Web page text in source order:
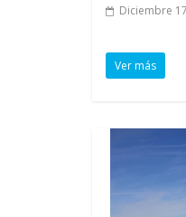
Diciembre
Ver más